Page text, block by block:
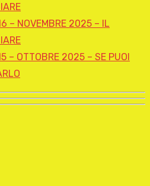
– NOVEMBRE 2025 – IL
– OTTOBRE 2025 – SE PUOI